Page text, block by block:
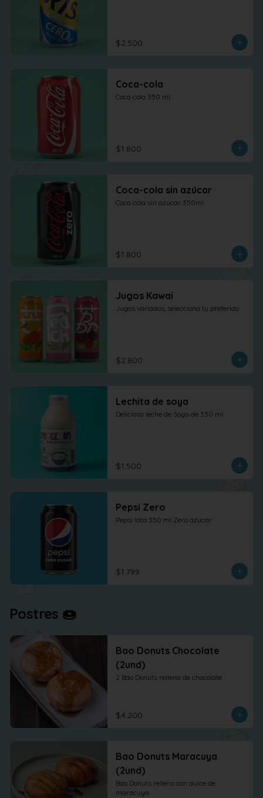
$2.500
Coca-cola
Coca cola 350 ml
$1.800
Coca-cola sin azúcar
Coca cola sin azúcar 350ml
$1.800
Jugos Kawai
Jugos variados, selecciona tu preferido
$2.800
Lechita de soya
Deliciosa leche de Soya de 330 ml
$1.500
Pepsi Zero
Pepsi lata 350 ml Zero azucar
$1.799
Postres 🍩
Bao Donuts Chocolate
(2und)
2 Bao Donuts rellena de chocolate
$4.200
Bao Donuts Maracuya
(2und)
Bao Donuts relleno con dulce de
maracuya